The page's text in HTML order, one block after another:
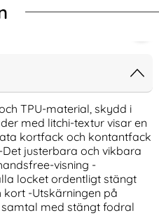
TPU-material, skydd i
med litchi-textur visar en
kortfack och kontantfack
justerbara och vikbara
visning -
locket ordentligt stängt
-Utskärningen på
med stängt fodral